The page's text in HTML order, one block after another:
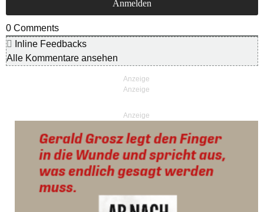
0 Comments
Inline Feedbacks
Alle Kommentare ansehen
Anzeige